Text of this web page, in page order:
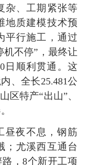
杂、工期紧张等
地质建模技术预
平行施工，通过
机不停”，最终让
日顺利贯通。这
、全长25.481公
区特产“出山”、
昼夜不息，钢筋
；尤溪西互通台
，8个新开工项